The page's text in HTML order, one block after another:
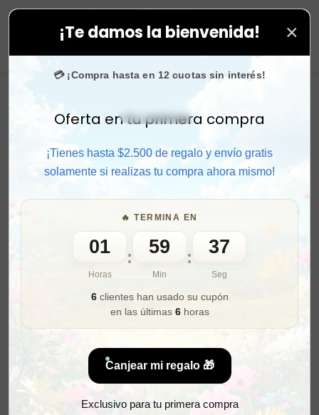
¡Te damos la bienvenida! ×
💳 ¡Compra hasta en 12 cuotas sin interés!
Activar sonido
Oferta en tu primera compra
¡Tienes hasta $2.500 de regalo y envío gratis
solamente si realizas tu compra ahora mismo!
🔥 TERMINA EN
01
Horas
: 59
Min
: 35
Seg
6clientes han usado su cupón
en las últimas 6horas
Canjear mi regalo 🎁
Exclusivo para tu primera compra
rápido y aprovecha. 💙 +50.000 fans en